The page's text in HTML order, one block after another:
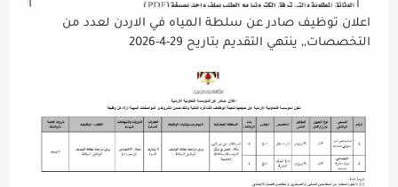
اعلان توظيف صادر عن سلطة المياه في الاردن لعدد من
التخصصات,, ينتهي التقديم بتاريح 29-4-2026